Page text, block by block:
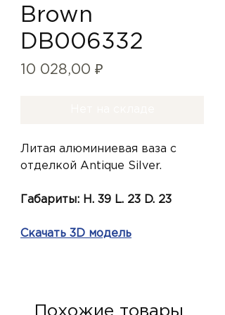
Brown
DB006332
10 028,00 ₽
Литая алюминиевая ваза с
отделкой Antique Silver.
Габариты: H. 39 L. 23 D. 23
Скачать 3D модель
Похожие товары